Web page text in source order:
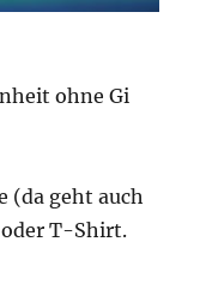
ohne Gi
(da geht auch
oder T-Shirt.